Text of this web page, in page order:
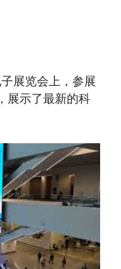
展览会上，参展
展示了最新的科